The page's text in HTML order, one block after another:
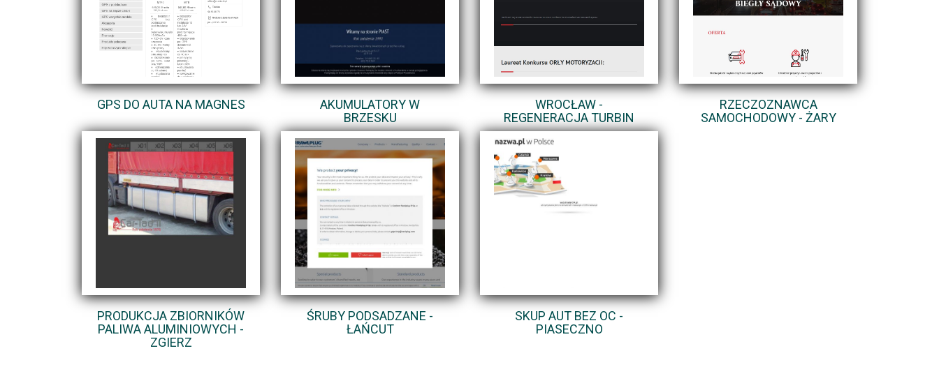
GPS DO AUTA NA MAGNES
AKUMULATORY W
BRZESKU
WROCŁAW -
REGENERACJA TURBIN
RZECZOZNAWCA
SAMOCHODOWY - ŻARY
PRODUKCJA ZBIORNIKÓW
PALIWA ALUMINIOWYCH -
ZGIERZ
ŚRUBY PODSADZANE -
ŁAŃCUT
SKUP AUT BEZ OC -
PIASECZNO